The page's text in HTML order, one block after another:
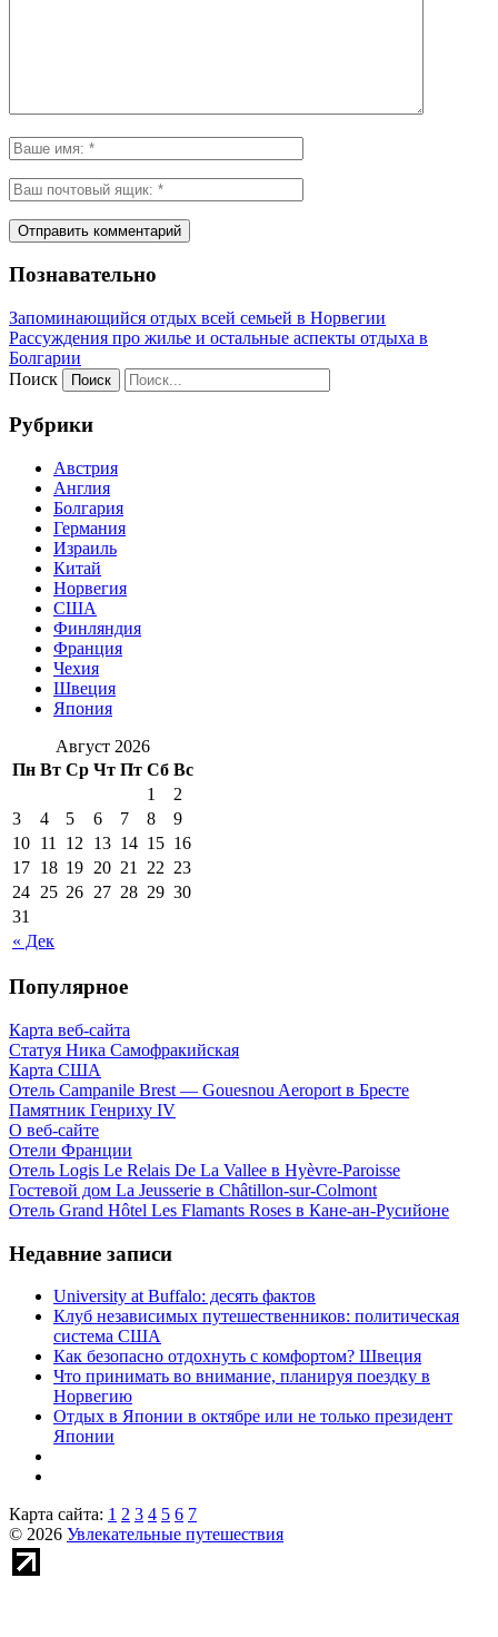
Познавательно
Запоминающийся отдых всей семьей в Норвегии
Рассуждения про жилье и остальные аспекты отдыха в
Болгарии
Поиск
Рубрики
Австрия
Англия
Болгария
Германия
Израиль
Китай
Норвегия
США
Финляндия
Франция
Чехия
Швеция
Япония
Август 2026
Пн Вт Ср Чт Пт Сб Вс
« Дек
1
2
3
4 5 6 7 8
9
10 11 12 13 14 15 16
17 18 19 20 21 22 23
24 25 26 27 28 29 30
31
Популярное
Карта веб-сайта
Статуя Ника Самофракийская
Карта США
Отель Campanile Brest — Gouesnou Aeroport в Бресте
Памятник Генриху IV
О веб-сайте
Отели Франции
Отель Logis Le Relais De La Vallee в Hyèvre-Paroisse
Гостевой дом La Jeusserie в Châtillon-sur-Colmont
Отель Grand Hôtel Les Flamants Roses в Кане-ан-Русийоне
Недавние записи
University at Buffalo: десять фактов
Клуб независимых путешественников: политическая
система США
Как безопасно отдохнуть с комфортом? Швеция
Что принимать во внимание, планируя поездку в
Норвегию
Отдых в Японии в октябре или не только президент
Японии
Карта сайта: 1 2 3 4 5 6 7
© 2026 Увлекательные путешествия